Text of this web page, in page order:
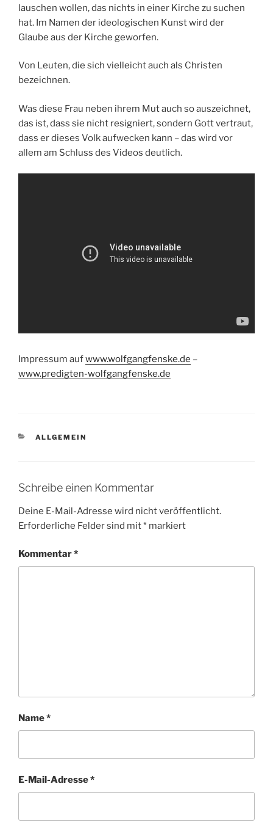
lauschen wollen, das nichts in einer Kirche zu suchen
hat. Im Namen der ideologischen Kunst wird der
Glaube aus der Kirche geworfen.
Von Leuten, die sich vielleicht auch als Christen
bezeichnen.
Was diese Frau neben ihrem Mut auch so auszeichnet,
das ist, dass sie nicht resigniert, sondern Gott vertraut,
dass er dieses Volk aufwecken kann – das wird vor
allem am Schluss des Videos deutlich.
Impressum aufwww.wolfgangfenske.de –
www.predigten-wolfgangfenske.de
KATEGORIEN
ALLGEMEIN
Schreibe einen Kommentar
Deine E-Mail-Adresse wird nicht veröffentlicht.
Erforderliche Felder sind mit* markiert
Kommentar*
Name*
E-Mail-Adresse*